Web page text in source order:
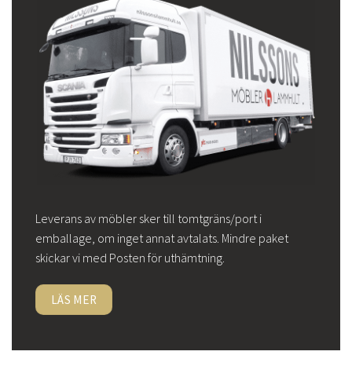
Leverans av möbler sker till tomtgräns/port i
emballage, om inget annat avtalats. Mindre paket
skickar vi med Posten för uthämtning.
LÄS MER